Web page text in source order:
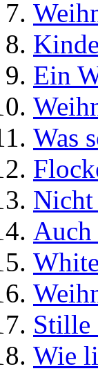
Ein
Was
Nicht
Auch
Stille
Wie